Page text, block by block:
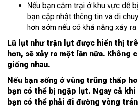
Nếu bạn cắm trại ở khu vực dễ
bạn cập nhật thông tin và di
hơn sớm nếu có khả năng xảy ra
Lũ lụt như trận lụt được hiển thị
hơn, sẽ xảy ra một lần nữa. Không
giống nhau.
Nếu bạn sống ở vùng trũng thấp
bạn có thể bị ngập lụt. Ngay cả khi
bạn có thể phải đi đường vòng